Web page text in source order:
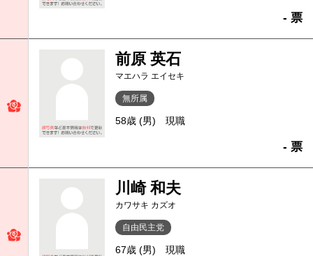
- 票
前原 英石
マエハラ エイセキ
無所属
58歳 (男) 現職
- 票
川崎 和夫
カワサキ カズオ
自由民主党
67歳 (男) 現職